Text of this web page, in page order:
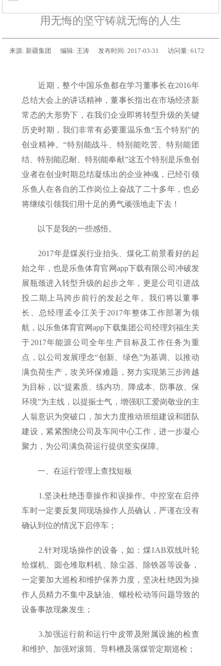
用无悔的坚守铸就无悔的人生
来源: 新疆集团 编辑: 王涛 发布时间: 2017-03-31 访问量: 6172
近期，整个中国乐鱼都在学习董事长在2016年
总结大会上的讲话精神，董事长指出在市场经济新
常态的大形势下，在我们企业即将转型升级的关键
历史时期，我们非常有必要重温乐鱼“五个特别”的
创业精神。“特别能战斗、特别能吃苦、特别能团
结、特别能忍耐、特别能奉献”这五个特别是乐鱼创
业者在创业时期总结凝练出的企业神魂，已经引领
乐鱼人在各自的工作岗位上奋战了二十多年，也必
将继续引领我们用十足的勇气顽强地走下去！
以下是我的一些感悟。
2017年是煤炭行业抬头、煤化工前景看好的起
始之年，也是乐鱼体育官网app下载有限公司冲破发
展瓶颈进入转型升级的起步之年，更是公司引进战
投二期上马跨步前行的发起之年。我们将以董事
长、总经理孟令江关于2017年整体工作部署为领
航，以乐鱼体育官网app下载集团公司经理刘福生关
于2017年能源公司全年生产目标及工作任务为重
点，以公司发展理念“创新、绿色”为基调、以推动
满负荷生产，攻关环保难题，努力实现第三步跨越
为目标，以“提素质、练内功、降成本、防事故、保
环境”为主线，以提振士气，增强职工爱岗敬业的主
人翁意识为突破口，加大力度推动班组建设和团队
建设，紧紧围绕公司及车间中心工作，进一步凝心
聚力，为公司满负荷运行提供坚实保障。
一、在运行管理上查找短板
1.坚决杜绝违章操作和误操作。中控室在启停
车时一定要反复同现场操作人员确认，严谨在没有
确认到位的情况下启停车；
2.针对现场操作的设备，如：煤1AB双线叶轮
给煤机、圆仓堆取料机、除尘器、除铁器等设备，
一定要加大巡检和维护保养力度，坚决杜绝因为操
作人员精力不集中及缺油、螺栓松动等问题导致的
设备事故现象发生；
3.加强运行前和运行中皮带及附属设施的检查
和维护。加强对滚筒、导料槽及落煤管定期巡检；